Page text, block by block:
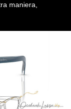
maniera,